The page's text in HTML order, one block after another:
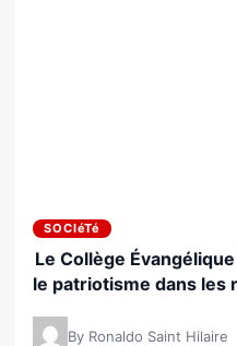
SOCIéTé
Le Collège
le patriotisme dans les
By Ronaldo Saint Hilaire